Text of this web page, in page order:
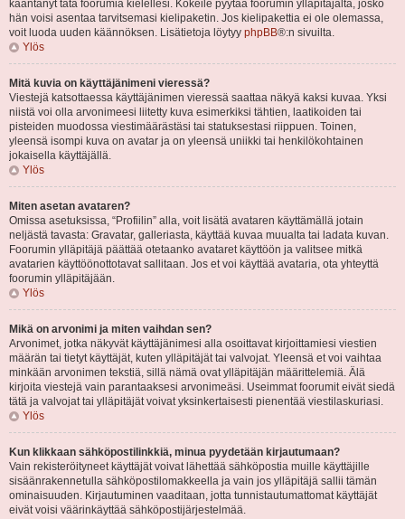
kääntänyt tätä foorumia kielellesi. Kokeile pyytää foorumin ylläpitäjältä, josko
hän voisi asentaa tarvitsemasi kielipaketin. Jos kielipakettia ei ole olemassa,
voit luoda uuden käännöksen. Lisätietoja löytyy phpBB®:n sivuilta.
Ylös
Mitä kuvia on käyttäjänimeni vieressä?
Viestejä katsottaessa käyttäjänimen vieressä saattaa näkyä kaksi kuvaa. Yksi
niistä voi olla arvonimeesi liitetty kuva esimerkiksi tähtien, laatikoiden tai
pisteiden muodossa viestimäärästäsi tai statuksestasi riippuen. Toinen,
yleensä isompi kuva on avatar ja on yleensä uniikki tai henkilökohtainen
jokaisella käyttäjällä.
Ylös
Miten asetan avataren?
Omissa asetuksissa, “Profiilin” alla, voit lisätä avataren käyttämällä jotain
neljästä tavasta: Gravatar, galleriasta, käyttää kuvaa muualta tai ladata kuvan.
Foorumin ylläpitäjä päättää otetaanko avataret käyttöön ja valitsee mitkä
avatarien käyttöönottotavat sallitaan. Jos et voi käyttää avataria, ota yhteyttä
foorumin ylläpitäjään.
Ylös
Mikä on arvonimi ja miten vaihdan sen?
Arvonimet, jotka näkyvät käyttäjänimesi alla osoittavat kirjoittamiesi viestien
määrän tai tietyt käyttäjät, kuten ylläpitäjät tai valvojat. Yleensä et voi vaihtaa
minkään arvonimen tekstiä, sillä nämä ovat ylläpitäjän määrittelemiä. Älä
kirjoita viestejä vain parantaaksesi arvonimeäsi. Useimmat foorumit eivät siedä
tätä ja valvojat tai ylläpitäjät voivat yksinkertaisesti pienentää viestilaskuriasi.
Ylös
Kun klikkaan sähköpostilinkkiä, minua pyydetään kirjautumaan?
Vain rekisteröityneet käyttäjät voivat lähettää sähköpostia muille käyttäjille
sisäänrakennetulla sähköpostilomakkeella ja vain jos ylläpitäjä sallii tämän
ominaisuuden. Kirjautuminen vaaditaan, jotta tunnistautumattomat käyttäjät
eivät voisi väärinkäyttää sähköpostijärjestelmää.